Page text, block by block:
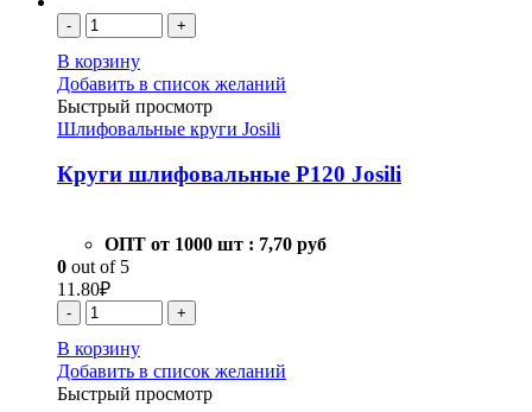
- +
В корзину
Добавить в список желаний
Быстрый просмотр
Шлифовальные круги Josili
Круги шлифовальные Р120 Josili
ОПТ от 1000 шт : 7,70 руб
0 out of 5
11.80₽
- +
В корзину
Добавить в список желаний
Быстрый просмотр